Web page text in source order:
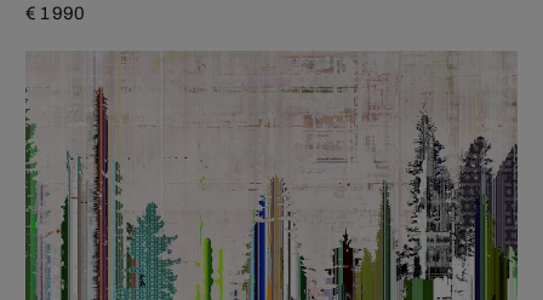
€ 1 990